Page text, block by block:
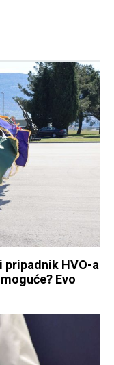
pripadnik HVO-a
Evo